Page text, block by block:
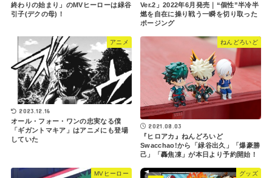
終わりの始まり」のMVヒーローは緑谷
引子(デクの母)！
Ver.2」2022年6月発売｜“個性”半冷半
燃を自在に操り戦う一瞬を切り取った
ポージング
アニメ
2023.12.16
オール・フォー・ワンの忠実なる僕
「ギガントマキア」はアニメにも登場
していた
ねんどろいど
2021.08.03
『ヒロアカ』ねんどろいど
Swacchao!から「緑谷出久」「爆豪勝
己」「轟焦凍」が本日より予約開始！
MVヒーロー グッズ